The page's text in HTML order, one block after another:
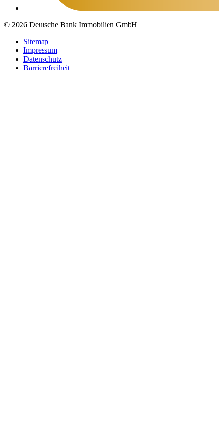
© 2026 Deutsche Bank Immobilien GmbH
Sitemap
Impressum
Datenschutz
Barrierefreiheit